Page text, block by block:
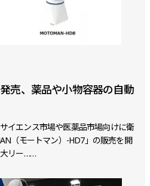
売、薬品や小物容器の自動
イエンス市場や医薬品市場向けに衛
（モートマン）-HD7」の販売を開
大リー……